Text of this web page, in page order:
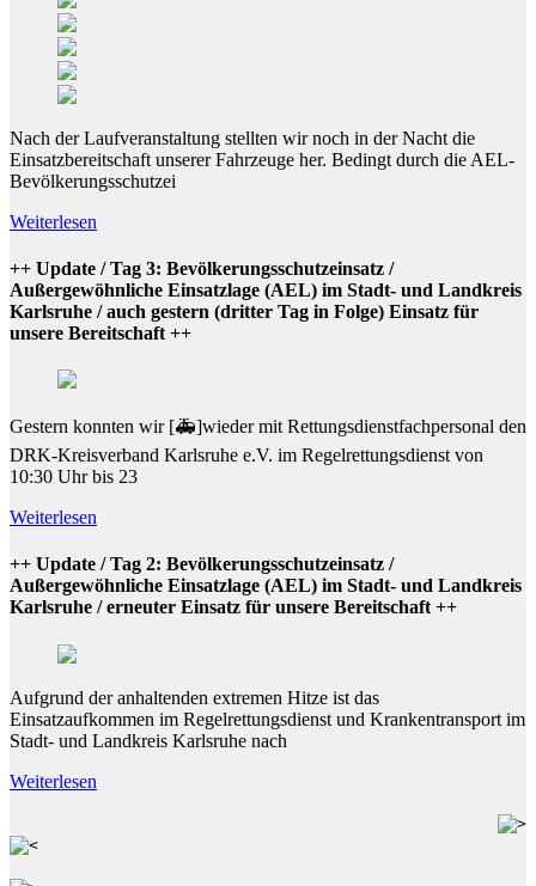
Nach der Laufveranstaltung stellten wir noch in der Nacht die
Einsatzbereitschaft unserer Fahrzeuge her. Bedingt durch die AEL-
Bevölkerungsschutzei
Weiterlesen
++ Update / Tag 3: Bevölkerungsschutzeinsatz /
Außergewöhnliche Einsatzlage (AEL) im Stadt- und Landkreis
Karlsruhe / auch gestern (dritter Tag in Folge) Einsatz für
unsere Bereitschaft ++
Gestern konnten wir [🚑]wieder mit Rettungsdienstfachpersonal den
DRK-Kreisverband Karlsruhe e.V. im Regelrettungsdienst von
10:30 Uhr bis 23
Weiterlesen
++ Update / Tag 2: Bevölkerungsschutzeinsatz /
Außergewöhnliche Einsatzlage (AEL) im Stadt- und Landkreis
Karlsruhe / erneuter Einsatz für unsere Bereitschaft ++
Aufgrund der anhaltenden extremen Hitze ist das
Einsatzaufkommen im Regelrettungsdienst und Krankentransport im
Stadt- und Landkreis Karlsruhe nach
Weiterlesen